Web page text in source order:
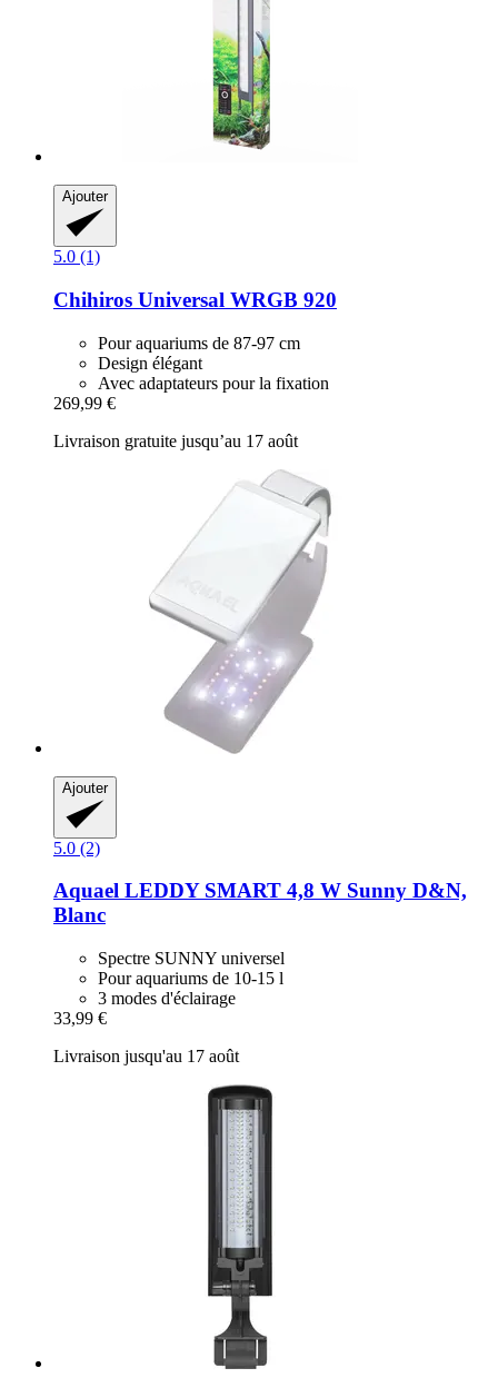
Ajouter
5.0 (1)
Chihiros Universal WRGB 920
Pour aquariums de 87-97 cm
Design élégant
Avec adaptateurs pour la fixation
269,99 €
Livraison gratuite jusqu’au 17 août
Ajouter
5.0 (2)
Aquael LEDDY SMART 4,8 W Sunny D&N,
Blanc
Spectre SUNNY universel
Pour aquariums de 10-15 l
3 modes d'éclairage
33,99 €
Livraison jusqu'au 17 août